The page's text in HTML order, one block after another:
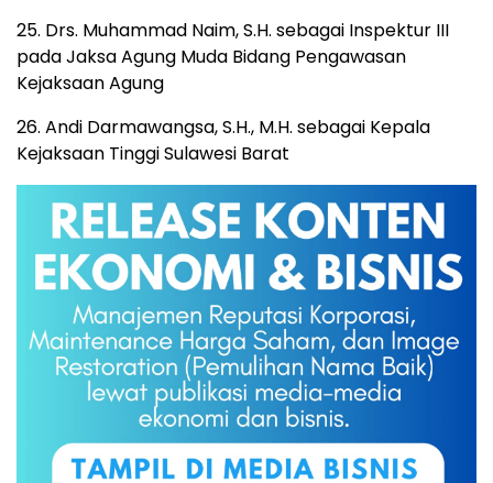
25. Drs. Muhammad Naim, S.H. sebagai Inspektur III
pada Jaksa Agung Muda Bidang Pengawasan
Kejaksaan Agung
26. Andi Darmawangsa, S.H., M.H. sebagai Kepala
Kejaksaan Tinggi Sulawesi Barat